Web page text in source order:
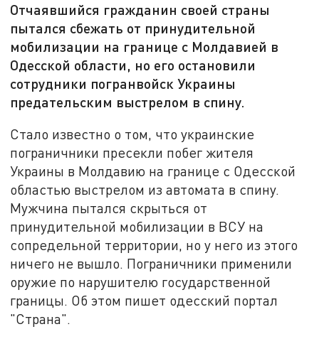
Отчаявшийся гражданин своей страны
пытался сбежать от принудительной
мобилизации на границе с Молдавией в
Одесской области, но его остановили
сотрудники погранвойск Украины
предательским выстрелом в спину.
Стало известно о том, что украинские
пограничники пресекли побег жителя
Украины в Молдавию на границе с Одесской
областью выстрелом из автомата в спину.
Мужчина пытался скрыться от
принудительной мобилизации в ВСУ на
сопредельной территории, но у него из этого
ничего не вышло. Пограничники применили
оружие по нарушителю государственной
границы. Об этом пишет одесский портал
"Страна".